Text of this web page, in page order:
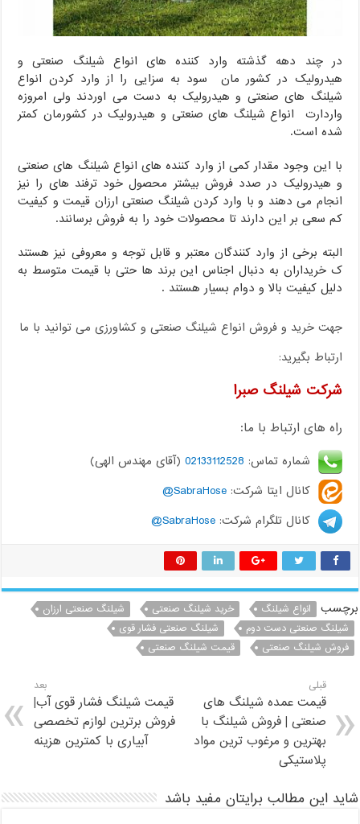
در چند دهه گذشته وارد کننده های انواع شیلنگ صنعتی و
هیدرولیک در کشور مان سود به سزایی را از وارد کردن انواع
شیلنگ های صنعتی و هیدرولیک به دست می اوردند ولی امروزه
واردارت انواع شیلنگ های صنعتی و هیدرولیک در کشورمان کمتر
شده است.
با این وجود مقدار کمی از وارد کننده های انواع شیلنگ های صنعتی
و هیدرولیک در صدد فروش بیشتر محصول خود ترفند های را نیز
انجام می دهند و با وارد کردن شیلنگ صنعتی ارزان قیمت و کیفیت
کم سعی بر این دارند تا محصولات خود را به فروش برسانند.
البته برخی از وارد کنندگان معتبر و قابل توجه و معروفی نیز هستند
ک خریداران به دنبال اجناس این برند ها حتی با قیمت متوسط به
دلیل کیفیت بالا و دوام بسیار هستند .
جهت خرید و فروش انواع شیلنگ صنعتی و کشاورزی می توانید با ما
ارتباط بگیرید:
شرکت شیلنگ صبرا
راه های ارتباط با ما:
شماره تماس: 02133112528 (آقای مهندس الهی)
کانال ایتا شرکت:SabraHose@
کانال تلگرام شرکت:SabraHose@
برچسب انواع شیلنگ خرید شیلنگ صنعتی
شیلنگ صنعتی ارزان
شیلنگ صنعتی دست دوم
شیلنگ صنعتی فشار قوی
فروش شیلنگ صنعتی
قیمت شیلنگ صنعتی
قبلی
قیمت عمده شیلنگ های
صنعتی | فروش شیلنگ با
بهترین و مرغوب ترین مواد
پلاستیکی
بعد
قیمت شیلنگ فشار قوی آب|
فروش برترین لوازم تخصصی
آبیاری با کمترین هزینه
شاید این مطالب برایتان مفید باشد